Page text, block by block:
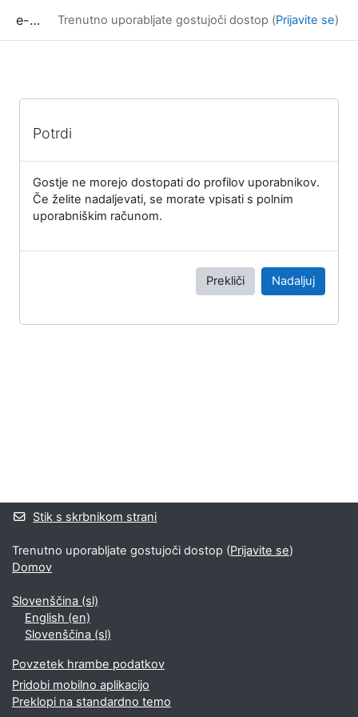
e-učilnica UP FAMNIT Trenutno uporabljate gostujoči dostop (Prijavite se)
Potrdi
Gostje ne morejo dostopati do profilov uporabnikov.
Če želite nadaljevati, se morate vpisati s polnim
uporabniškim računom.
Prekliči Nadaljuj
Stik s skrbnikom strani
Trenutno uporabljate gostujoči dostop (Prijavite se)
Domov
Slovenščina ‎(sl)‎
English ‎(en)‎
Slovenščina ‎(sl)‎
Povzetek hrambe podatkov
Pridobi mobilno aplikacijo
Preklopi na standardno temo